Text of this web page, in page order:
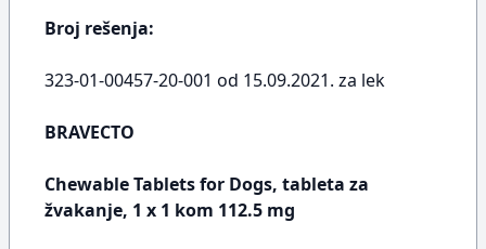
Broj rešenja:
323-01-00457-20-001 od 15.09.2021. za lek
BRAVECTO
Chewable Tablets for Dogs, tableta za
žvakanje, 1 x 1 kom 112.5 mg